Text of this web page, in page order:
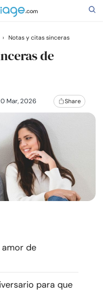
› Notas y citas sinceras
de
Mar, 2026 Share
de
para que